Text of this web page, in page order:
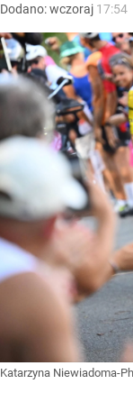
Dodano:wczoraj 17:54
Katarzyna Niewiadoma-